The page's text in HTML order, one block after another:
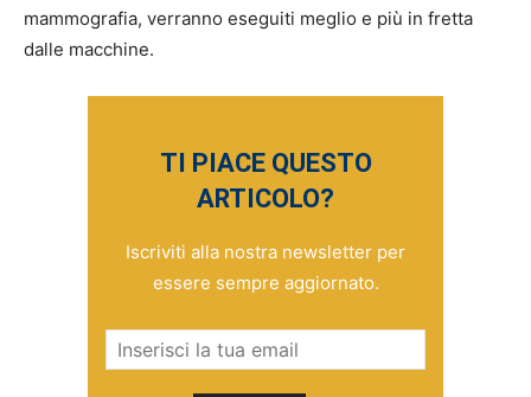
mammografia, verranno eseguiti meglio e più in fretta
dalle macchine.
TI PIACE QUESTO
ARTICOLO?
Iscriviti alla nostra newsletter per
essere sempre aggiornato.